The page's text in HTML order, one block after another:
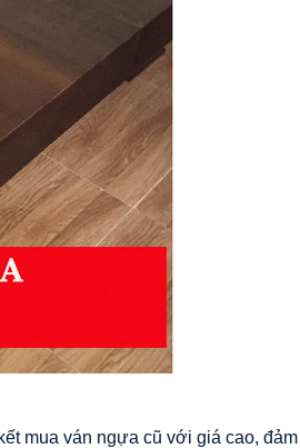
mua ván ngựa cũ với giá cao, đảm